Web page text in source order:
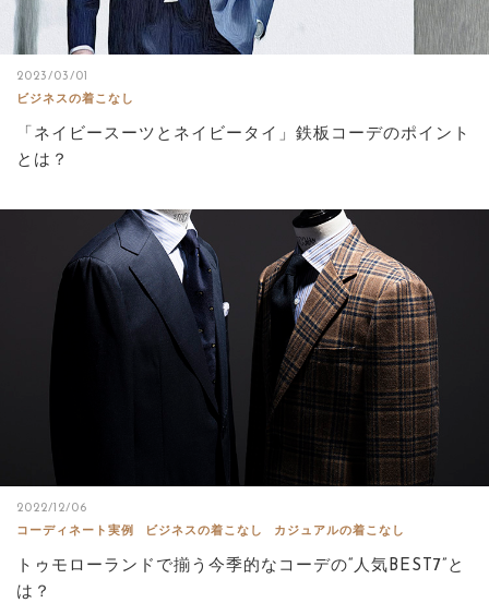
2023/03/01
ビジネスの着こなし
「ネイビースーツとネイビータイ」鉄板コーデのポイント
とは？
2022/12/06
コーディネート実例
ビジネスの着こなし カジュアルの着こなし
トゥモローランドで揃う今季的なコーデの“人気BEST7”と
は？